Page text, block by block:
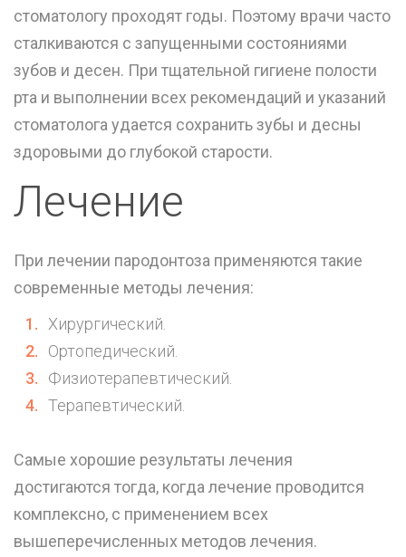
стоматологу проходят годы. Поэтому врачи часто
сталкиваются с запущенными состояниями
зубов и десен. При тщательной гигиене полости
рта и выполнении всех рекомендаций и указаний
стоматолога удается сохранить зубы и десны
здоровыми до глубокой старости.
Лечение
При лечении пародонтоза применяются такие
современные методы лечения:
Хирургический.
Ортопедический.
Физиотерапевтический.
Терапевтический.
Самые хорошие результаты лечения
достигаются тогда, когда лечение проводится
комплексно, с применением всех
вышеперечисленных методов лечения.